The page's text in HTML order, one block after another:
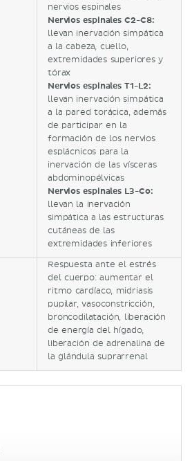
nervios espinales
Nervios espinales C2-C8:
llevan inervación simpática
a la cabeza, cuello,
extremidades superiores y
tórax
Nervios espinales T1-L2:
llevan inervación simpática
a la pared torácica, además
de participar en la
formación de los nervios
esplácnicos para la
inervación de las vísceras
abdominopélvicas
Nervios espinales L3-Co:
llevan la inervación
simpática a las estructuras
cutáneas de las
extremidades inferiores
Respuesta ante el estrés
del cuerpo: aumentar el
ritmo cardíaco, midriasis
pupilar, vasoconstricción,
broncodilatación, liberación
de energía del hígado,
liberación de adrenalina de
la glándula suprarrenal